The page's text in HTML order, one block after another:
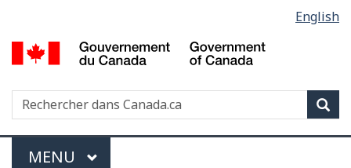
au
contenu
la
HTML
simplifiée
de
la
langue
English
of
Recherche
Menu
MENU PRINCIPAL